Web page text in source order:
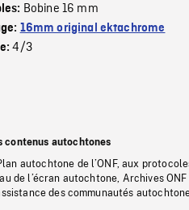
Bobine 16 mm
16mm original ektachrome
4/3
contenus autochtones
autochtone de l’ONF, aux
de l’écran autochtone, Archives
des communautés